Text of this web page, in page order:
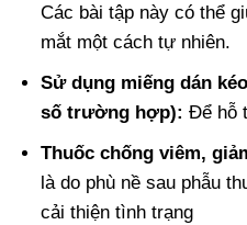
Các bài tập này có thể
mắt một cách tự nhiên.
Sử dụng miếng dán
số trường hợp): Để hỗ
Thuốc chống viêm,
là do phù nề sau phẫu
cải thiện tình trạng